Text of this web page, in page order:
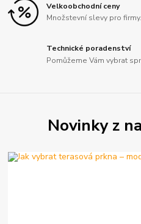
Velkoobchodní ceny
Množstevní slevy pro firmy.
Technické poradenství
Pomůžeme Vám vybrat
Novinky z